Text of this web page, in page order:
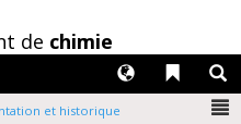
de chimie
Liens
Langues
et historique